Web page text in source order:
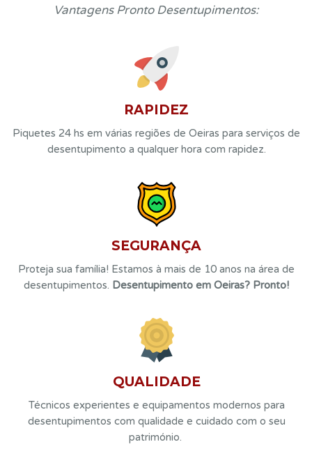
Vantagens Pronto Desentupimentos:
RAPIDEZ
Piquetes 24 hs em várias regiões de Oeiras para serviços de
desentupimento a qualquer hora com rapidez.
SEGURANÇA
Proteja sua família! Estamos à mais de 10 anos na área de
desentupimentos. Desentupimento em Oeiras? Pronto!
QUALIDADE
Técnicos experientes e equipamentos modernos para
desentupimentos com qualidade e cuidado com o seu
património.